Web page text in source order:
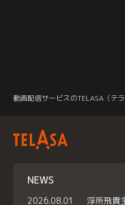
動画配信サービスのTELASA（テラ
NEWS
2026.08.01